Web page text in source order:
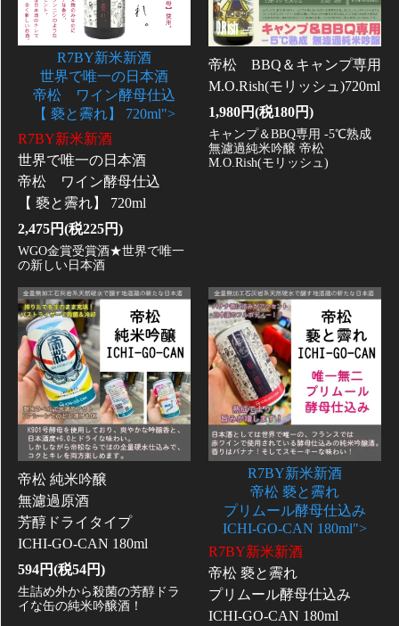
R7BY新米新酒
世界で唯一の日本酒
帝松 ワイン酵母仕込
【 褻と霽れ】 720ml">
R7BY新米新酒
世界で唯一の日本酒
帝松 ワイン酵母仕込
【 褻と霽れ】 720ml
2,475円(税225円)
WGO金賞受賞酒★世界で唯一
の新しい日本酒
帝松 BBQ＆キャンプ専用
M.O.Rish(モリッシュ)720ml
1,980円(税180円)
キャンプ＆BBQ専用 -5℃熟成
無濾過純米吟醸 帝松
M.O.Rish(モリッシュ)
帝松 純米吟醸
無濾過原酒
芳醇ドライタイプ
ICHI-GO-CAN 180ml
594円(税54円)
生詰め外から殺菌の芳醇ドラ
イな缶の純米吟醸酒！
R7BY新米新酒
帝松 褻と霽れ
プリムール酵母仕込み
ICHI-GO-CAN 180ml">
R7BY新米新酒
帝松 褻と霽れ
プリムール酵母仕込み
ICHI-GO-CAN 180ml